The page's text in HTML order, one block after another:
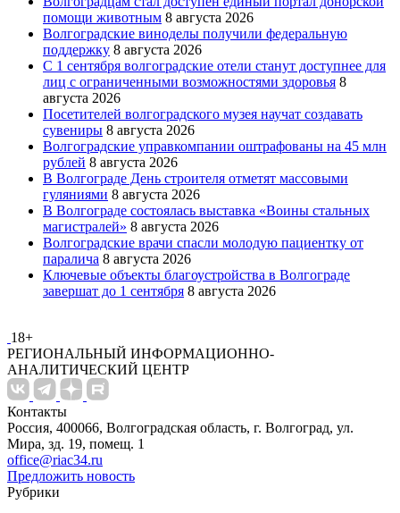
помощи животным 8 августа 2026
Волгоградские виноделы получили федеральную
поддержку 8 августа 2026
С 1 сентября волгоградские отели станут доступнее для
лиц с ограниченными возможностями здоровья 8
августа 2026
Посетителей волгоградского музея научат создавать
сувениры 8 августа 2026
Волгоградские управкомпании оштрафованы на 45 млн
рублей 8 августа 2026
В Волгограде День строителя отметят массовыми
гуляниями 8 августа 2026
В Волгограде состоялась выставка «Воины стальных
магистралей» 8 августа 2026
Волгоградские врачи спасли молодую пациентку от
паралича 8 августа 2026
Ключевые объекты благоустройства в Волгограде
завершат до 1 сентября 8 августа 2026
18+
РЕГИОНАЛЬНЫЙ ИНФОРМАЦИОННО-
АНАЛИТИЧЕСКИЙ ЦЕНТР
Контакты
Россия, 400066, Волгоградская область, г. Волгоград, ул.
Мира, зд. 19, помещ. 1
office@riac34.ru
Предложить новость
Рубрики